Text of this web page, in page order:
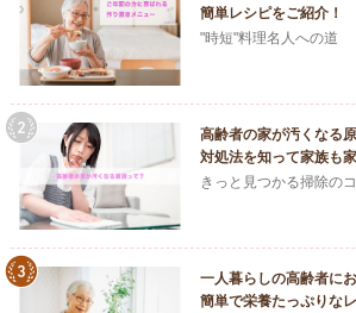
簡単レシピをご紹介！
"時短"料理名人への道
高齢者の家が汚くなる
対処法を知って家族も
きっと見つかる掃除の
一人暮らしの高齢者に
簡単で栄養たっぷりな